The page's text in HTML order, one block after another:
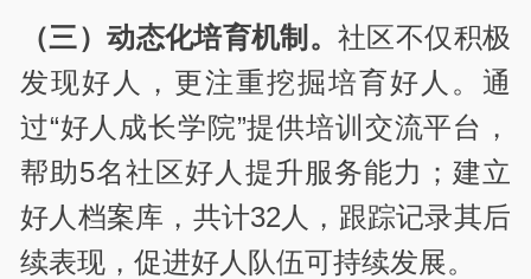
（三）动态化培育机制。社区不仅积极
发现好人，更注重挖掘培育好人。通
过“好人成长学院”提供培训交流平台，
帮助5名社区好人提升服务能力；建立
好人档案库，共计32人，跟踪记录其后
续表现，促进好人队伍可持续发展。